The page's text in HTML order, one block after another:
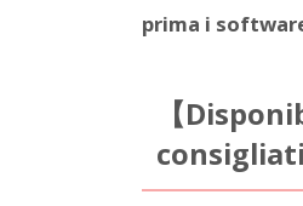
prima i
【
consigliati